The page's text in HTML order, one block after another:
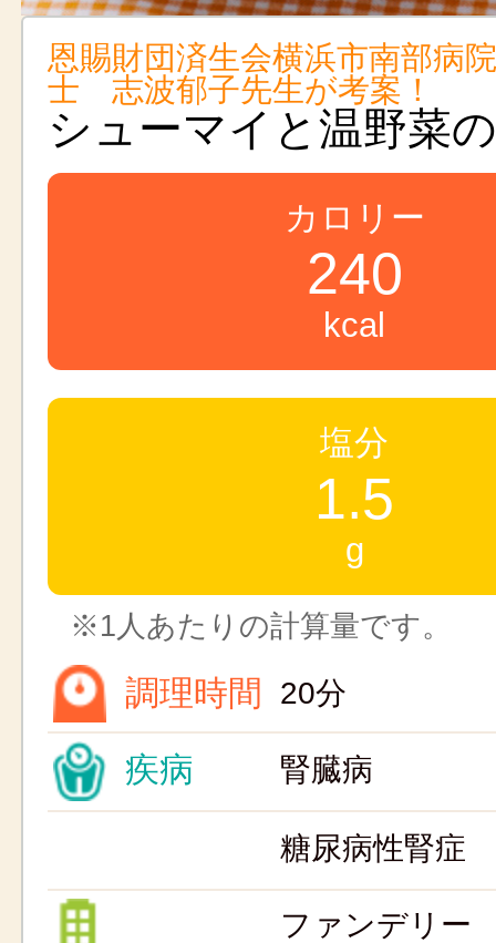
恩賜財団済生会横浜市南部病
士 志波郁子先生が考案！
シューマイと温野菜
カロリー
240
kcal
塩分
1.5
g
※1人あたりの計算量です。
調理時間 20分
疾病 腎臓病
糖尿病性腎症
ファンデリー